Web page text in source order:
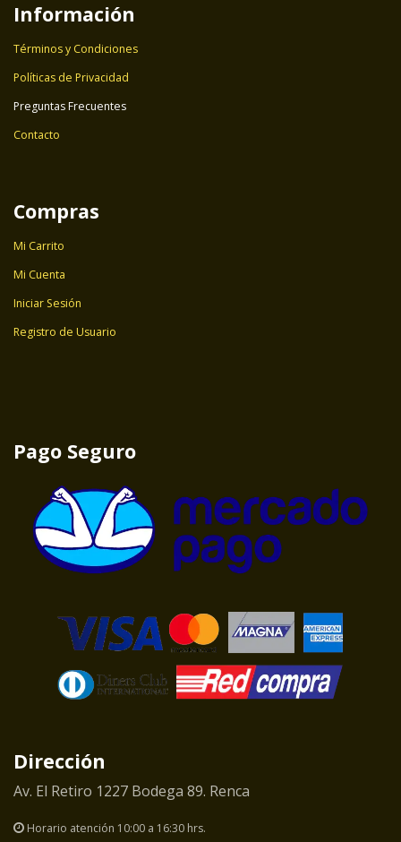
Información
Términos y Condiciones
Políticas de Privacidad
Preguntas Frecuentes
Contacto
Compras
Mi Carrito
Mi Cuenta
Iniciar Sesión
Registro de Usuario
Pago Seguro
Dirección
Av. El Retiro 1227 Bodega 89. Renca
Horario atención 10:00 a 16:30 hrs.